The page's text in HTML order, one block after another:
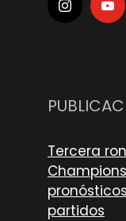
Tercera
partidos